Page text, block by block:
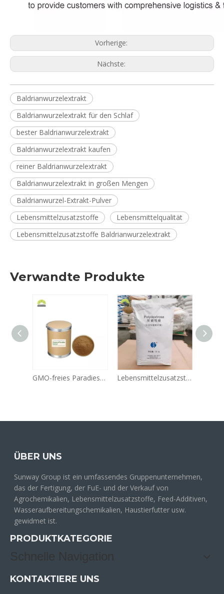
Vorherige:
Nächste:
Baldrianwurzelextrakt
Baldrianwurzelextrakt für den Schlaf
bester Baldrianwurzelextrakt
Baldrianwurzelextrakt kaufen
reiner Baldrianwurzelextrakt
Baldrianwurzelextrakt in großen Mengen
Baldrianwurzel-Extrakt-Pulver
Lebensmittelzusatzstoffe
Lebensmittelqualität
Lebensmittelzusatzstoffe Baldrianwurzelextrakt
Verwandte Produkte
Lebensmittelzusatzstoffe Bester Preis 98 % Polydextrose-Pulver 68424-04-4 Großhandelspreis für Ergothionein in kosmetischer Qualität, L-Ergothionein Erythrothionein
ÜBER UNS
Sunway Group ist ein umfassendes Gruppenunternehmen,
das der Fertigung, der FuE- und der Verkauf von
Agrochemikalien, Lebensmittelzusatzstoffe, Feed-Additiven,
Wasseraufbereitungschemikalien, Haustierfutter usw.
gewidmet ist.
PRODUKTKATEGORIE
Schnelle Navigation
KONTAKTIERE UNS